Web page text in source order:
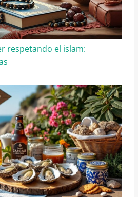
respetando el islam: